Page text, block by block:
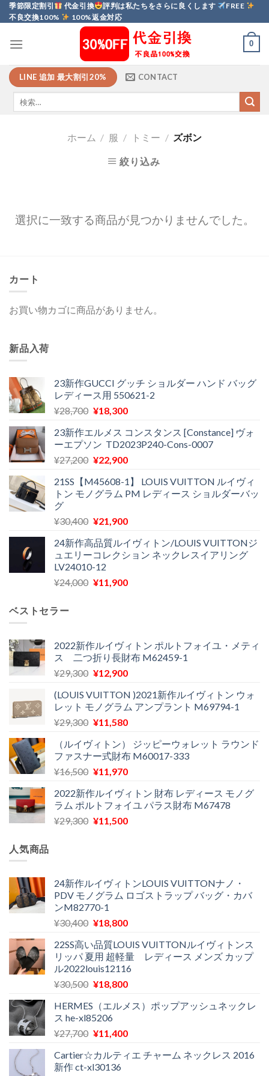
Skip
to
季節限定割引 代金引換 評判は私たちをさらに良くします
FREE
不良交換100%
100%返金対応
0
LINE 追加 最大割引20% CONTACT
ホーム / 服 / トミー / ズボン
絞り込み
選択に一致する商品が見つかりませんでした。
カート
お買い物カゴに商品がありません。
新品入荷
23新作GUCCI グッチ ショルダー ハンド バッグ
レディース用 550621-2
¥28,700 元
価
格
は
で
し
¥18,300現
の
価
格
¥18,300
で
23新作エルメス コンスタンス [Constance] ヴォ
ーエプソン TD2023P240-Cons-0007
¥27,200 元
価
格
¥27,200
し
た。
¥22,900現
の
価
は
で
す。
21SS【M45608-1】 LOUIS VUITTON ルイヴィ
トン モノグラム PM レディース ショルダーバッ
グ
¥30,400 元
価
格
は
¥30,400
¥21,900現
の
価
は
24新作高品質ルイヴィトン/LOUIS VUITTONジ
ュエリーコレクション ネックレスイアリング
LV24010-12
¥24,000 元
¥24,000
で
し
¥11,900現
は
¥11,900
で
ベストセラー
2022新作ルイヴィトン ポルトフォイユ・メティ
ス 二つ折り長財布 M62459-1
¥29,300 元
価
格
は
で
し
た。
¥12,900現
の
価
格
¥12,900
で
す。
(LOUIS VUITTON )2021新作ルイヴィトン ウォ
レット モノグラム アンプラント M69794-1
¥29,300 元
価
格
は
で
し
た。
¥11,580現
の
価
格
¥11,580
で
す。
（ルイヴィトン） ジッピーウォレット ラウンド
ファスナー式財布 M60017-333
¥16,500 元
価
格
は
¥11,970現
の
価
格
2022新作ルイヴィトン 財布 レディース モノグ
ラム ポルトフォイユ パラス財布 M67478
¥29,300 元
¥29,300
で
し
た。
¥11,500現
は
¥11,500
す。
人気商品
24新作ルイヴィトンLOUIS VUITTONナノ・
PDV モノグラム ロゴストラップ バッグ・カバ
ンM82770-1
¥30,400 元
価
格
は
¥30,400
し
た。
¥18,800現
の
価
格
は
で
22SS高い品質LOUIS VUITTONルイヴィトンス
リッパ 夏用 超軽量 レディース メンズ カップ
ル2022louis12116
¥30,500 元
価
格
は
で
し
¥18,800現
の
格
¥18,800
HERMES（エルメス）ポップアッシュネックレ
ス he-xl85206
¥27,700 元
価
格
¥11,400現
の
Cartier☆カルティエ チャーム ネックレス 2016
新作 ct-xl30136